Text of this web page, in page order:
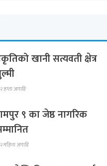
खानी सत्यवती क्षेत्र
२ हप्ता अगाडि
९ का जेष्ठ नागरिक
२ महिना अगाडि